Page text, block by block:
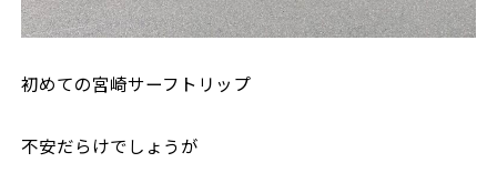
初めての宮崎サーフトリップ
不安だらけでしょうが